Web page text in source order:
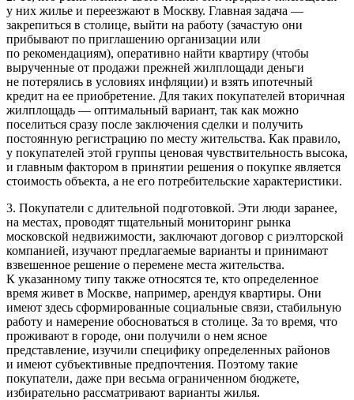
у них жилье и переезжают в Москву. Главная задача —
закрепиться в столице, выйти на работу (зачастую они
прибывают по приглашению организации или
по рекомендациям), оперативно найти квартиру (чтобы
вырученные от продажи прежней жилплощади деньги
не потерялись в условиях инфляции) и взять ипотечный
кредит на ее приобретение. Для таких покупателей вторичная
жилплощадь — оптимальный вариант, так как можно
поселиться сразу после заключения сделки и получить
постоянную регистрацию по месту жительства. Как правило,
у покупателей этой группы ценовая чувствительность высока,
и главным фактором в принятии решения о покупке является
стоимость объекта, а не его потребительские характеристики.
3. Покупатели с длительной подготовкой. Эти люди заранее,
на местах, проводят тщательный мониторинг рынка
московской недвижимости, заключают договор с риэлторской
компанией, изучают предлагаемые варианты и принимают
взвешенное решение о перемене места жительства.
К указанному типу также относятся те, кто определенное
время живет в Москве, например, арендуя квартиры. Они
имеют здесь сформированные социальные связи, стабильную
работу и намерение обосноваться в столице. За то время, что
проживают в городе, они получили о нем ясное
представление, изучили специфику определенных районов
и имеют субъективные предпочтения. Поэтому такие
покупатели, даже при весьма ограниченном бюджете,
избирательно рассматривают варианты жилья.